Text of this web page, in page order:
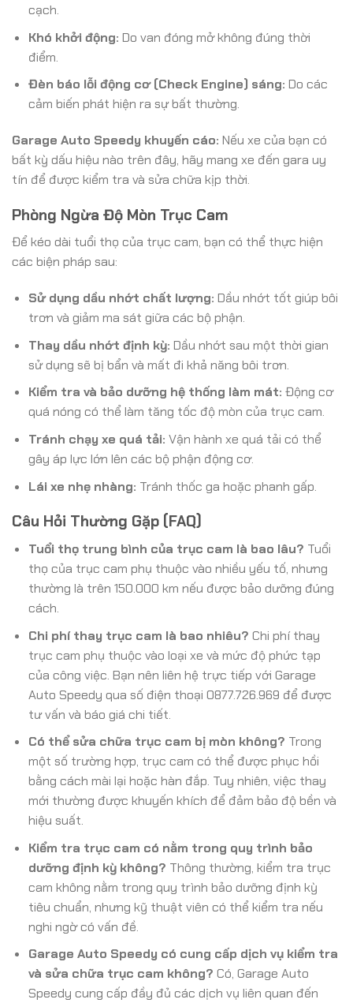
cạch.
Khó khởi động: Do van đóng mở không đúng thời
điểm.
Đèn báo lỗi động cơ (Check Engine) sáng: Do các
cảm biến phát hiện ra sự bất thường.
Garage Auto Speedy khuyến cáo: Nếu xe của bạn có
bất kỳ dấu hiệu nào trên đây, hãy mang xe đến gara uy
tín để được kiểm tra và sửa chữa kịp thời.
Phòng Ngừa Độ Mòn Trục Cam
Để kéo dài tuổi thọ của trục cam, bạn có thể thực hiện
các biện pháp sau:
Sử dụng dầu nhớt chất lượng: Dầu nhớt tốt giúp bôi
trơn và giảm ma sát giữa các bộ phận.
Thay dầu nhớt định kỳ: Dầu nhớt sau một thời gian
sử dụng sẽ bị bẩn và mất đi khả năng bôi trơn.
Kiểm tra và bảo dưỡng hệ thống làm mát: Động cơ
quá nóng có thể làm tăng tốc độ mòn của trục cam.
Tránh chạy xe quá tải: Vận hành xe quá tải có thể
gây áp lực lớn lên các bộ phận động cơ.
Lái xe nhẹ nhàng: Tránh thốc ga hoặc phanh gấp.
Câu Hỏi Thường Gặp (FAQ)
Tuổi thọ trung bình của trục cam là bao lâu? Tuổi
thọ của trục cam phụ thuộc vào nhiều yếu tố, nhưng
thường là trên 150.000 km nếu được bảo dưỡng đúng
cách.
Chi phí thay trục cam là bao nhiêu? Chi phí thay
trục cam phụ thuộc vào loại xe và mức độ phức tạp
của công việc. Bạn nên liên hệ trực tiếp với Garage
Auto Speedy qua số điện thoại 0877.726.969 để được
tư vấn và báo giá chi tiết.
Có thể sửa chữa trục cam bị mòn không? Trong
một số trường hợp, trục cam có thể được phục hồi
bằng cách mài lại hoặc hàn đắp. Tuy nhiên, việc thay
mới thường được khuyến khích để đảm bảo độ bền và
hiệu suất.
Kiểm tra trục cam có nằm trong quy trình bảo
dưỡng định kỳ không? Thông thường, kiểm tra trục
cam không nằm trong quy trình bảo dưỡng định kỳ
tiêu chuẩn, nhưng kỹ thuật viên có thể kiểm tra nếu
nghi ngờ có vấn đề.
Garage Auto Speedy có cung cấp dịch vụ kiểm tra
và sửa chữa trục cam không? Có, Garage Auto
Speedy cung cấp đầy đủ các dịch vụ liên quan đến